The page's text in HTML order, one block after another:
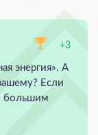
+3
энергия». А
Если
большим